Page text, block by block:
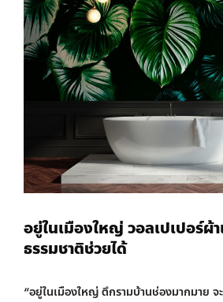
อยู่ในเมืองใหญ่ วอลเปเปอร์ผ้
ธรรมชาติช่วยได้
“อยู่ในเมืองใหญ่ ตึกรามบ้านช่องมากมาย จ